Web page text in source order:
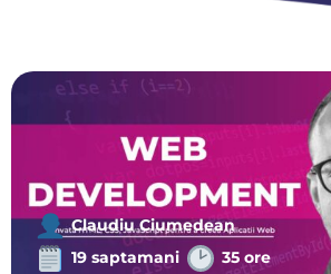
Claudiu Ciumedean
19 saptamani
35 ore